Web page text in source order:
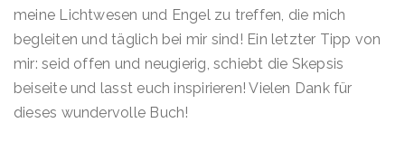
meine Lichtwesen und Engel zu treffen, die mich
begleiten und täglich bei mir sind! Ein letzter Tipp von
mir: seid offen und neugierig, schiebt die Skepsis
beiseite und lasst euch inspirieren! Vielen Dank für
dieses wundervolle Buch!